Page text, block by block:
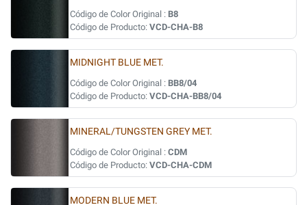
Código de Color Original : B8
Código de Producto: VCD-CHA-B8
MIDNIGHT BLUE MET.
Código de Color Original : BB8/04
Código de Producto: VCD-CHA-BB8/04
MINERAL/TUNGSTEN GREY MET.
Código de Color Original : CDM
Código de Producto: VCD-CHA-CDM
MODERN BLUE MET.